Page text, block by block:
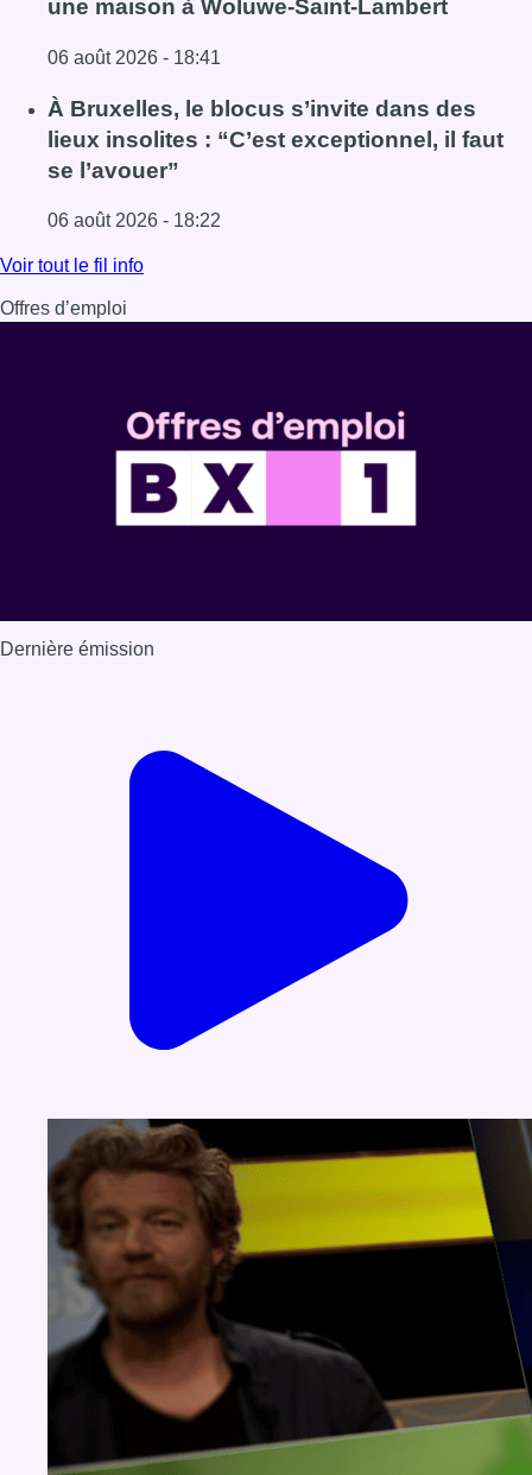
une maison à Woluwe-Saint-Lambert
06 août 2026 - 18:41
Lire l'article Une explosion provoque un incendie dans
À Bruxelles, le blocus s’invite dans des
lieux insolites : “C’est exceptionnel, il faut
se l’avouer”
06 août 2026 - 18:22
Lire l'article À Bruxelles, le blocus s’invite dans des lieux
Voir tout le fil info
Offres d’emploi
Dernière émission